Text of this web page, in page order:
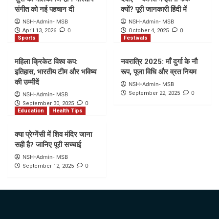
संगीत को नई पहचान दी
NSH-Admin- MSB
April 13, 2026 0
क्यों? पूरी जानकारी हिंदी में
NSH-Admin- MSB
October 4, 2025 0
Sports
महिला क्रिकेट विश्व कप:
इतिहास, भारतीय टीम और भविष्य
की उम्मीदें
NSH-Admin- MSB
September 30, 2025 0
Festivals
नवरात्रि 2025: माँ दुर्गा के नौ
रूप, पूजा विधि और व्रत नियम
NSH-Admin- MSB
September 22, 2025 0
Education Health Tips
क्या प्रेग्नेंसी में शिव मंदिर जाना
सही है? जानिए पूरी सच्चाई
NSH-Admin- MSB
September 12, 2025 0